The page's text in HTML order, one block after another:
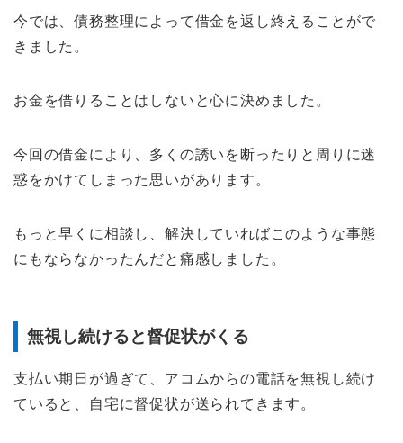
今では、債務整理によって借金を返し終えることがで
きました。
お金を借りることはしないと心に決めました。
今回の借金により、多くの誘いを断ったりと周りに迷
惑をかけてしまった思いがあります。
もっと早くに相談し、解決していればこのような事態
にもならなかったんだと痛感しました。
無視し続けると督促状がくる
支払い期日が過ぎて、アコムからの電話を無視し続け
ていると、自宅に督促状が送られてきます。